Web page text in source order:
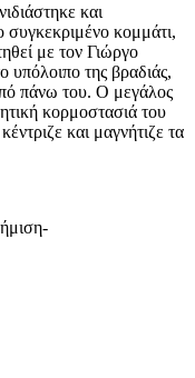
και
συγκεκριμένο κομμάτι,
με τον Γιώργο
υπόλοιπο της βραδιάς,
πάνω του. Ο μεγάλος
κορμοστασιά του
και μαγνήτιζε τα